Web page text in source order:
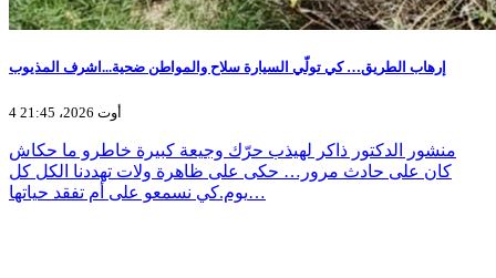
إرهاب الطريق… كي تولّي السيارة سلاح والمواطن ضحية...اشرف المذيوب
4 أوت 2026، 21:45
منشور الدكتور ذاكر لهيذب حرّك وجيعة كبيرة خاطرو ما حكاش
كان على حادث مرور… حكى على ظاهرة ولات تهددنا الكل كل
يوم.كي نسمعو على أم تفقد حياتها…